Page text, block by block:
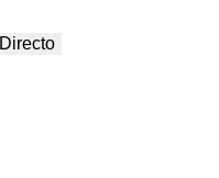
Directo